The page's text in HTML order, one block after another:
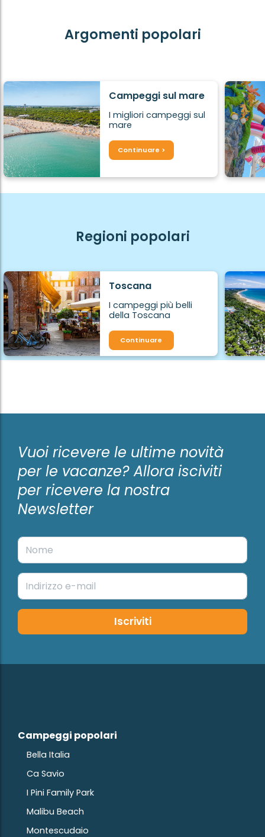
Argomenti popolari
Campeggi sul mare
I migliori campeggi sul
mare
Continuare >
Regioni popolari
Toscana
I campeggi più belli
della Toscana
Continuare
Vuoi ricevere le ultime novità
per le vacanze? Allora isciviti
per ricevere la nostra
Newsletter
Iscriviti
Campeggi popolari
Bella Italia
Ca Savio
I Pini Family Park
Malibu Beach
Montescudaio